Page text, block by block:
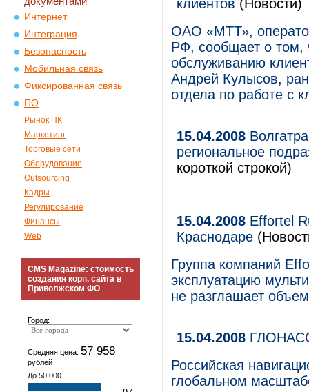
Интернет
Интеграция
Безопасность
Мобильная связь
Фиксированная связь
ПО
Рынок ПК
Маркетинг
Торговые сети
Оборудование
Outsourcing
Кадры
Регулирование
Финансы
Web
CMS Magazine: стоимость
создания корп. сайта в
Приволжском ФО
Город:
Средняя цена: 57 958
рублей
До 50 000
клиентов (Новости)
ОАО «МТТ»,
РФ, сообщает о том,
обслуживанию
Андрей Кулысов,
отдела по работе с
15.04.2008
региональное
короткой строкой)
15.04.2008 Effortel
Краснодаре
Группа компаний
эксплуатацию
не разглашает
15.04.2008
Российская
глобальном